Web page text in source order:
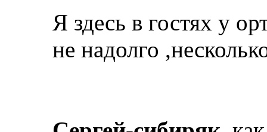
Я здесь в гостях у
не надолго